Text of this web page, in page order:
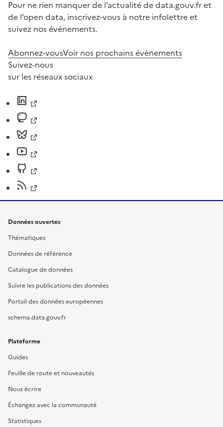
Pour ne rien manquer de l’actualité de data.gouv.fr et
de l’open data, inscrivez-vous à notre infolettre et
suivez nos événements.
Abonnez-vousVoir nos prochains évènements
Suivez-nous
sur les réseaux sociaux
Données ouvertes
Thématiques
Données de référence
Catalogue de données
Suivre les publications des données
Portail des données européennes
schema.data.gouv.fr
Plateforme
Guides
Feuille de route et nouveautés
Nous écrire
Échangez avec la communauté
Statistiques